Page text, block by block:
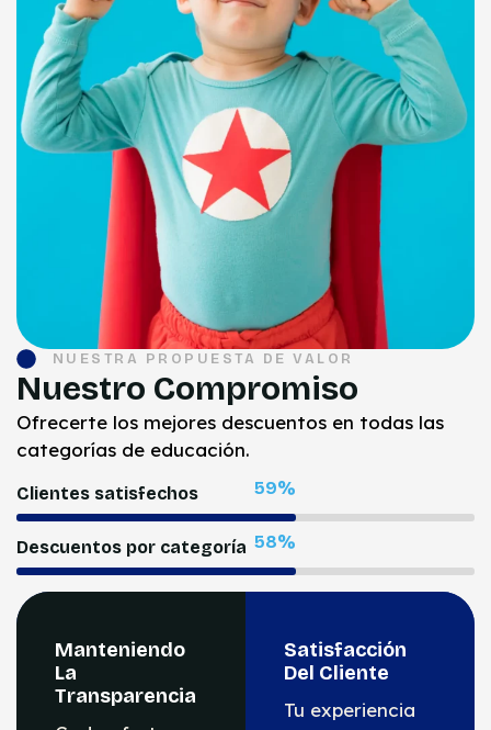
NUESTRA PROPUESTA DE VALOR
Nuestro Compromiso
Ofrecerte los mejores descuentos en todas las
categorías de educación.
Clientes satisfechos
Descuentos por categoría
Manteniendo
La
Transparencia
Satisfacción
Del Cliente
Tu experiencia